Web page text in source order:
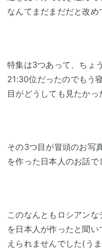
なんてまだまだだと改め
特集は3つあって、ちょ
21:30位だったのでもう
目がどうしても見たかっ
その3つ目が冒頭のお写
を作った日本人のお話で
このなんともロシアン
を日本人が作ったと聞
えられませんでした(う